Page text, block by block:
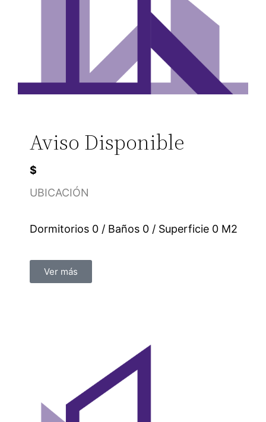
Aviso Disponible
$
UBICACIÓN
Dormitorios 0 / Baños 0 / Superficie 0 M2
Ver más